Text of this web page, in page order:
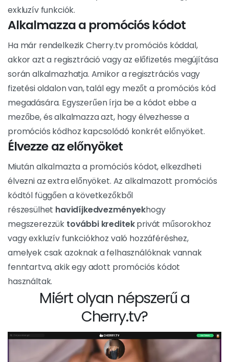
exkluzív funkciók.
Alkalmazza a promóciós kódot
Ha már rendelkezik Cherry.tv promóciós kóddal,
akkor azt a regisztráció vagy az előfizetés megújítása
során alkalmazhatja. Amikor a regisztrációs vagy
fizetési oldalon van, talál egy mezőt a promóciós kód
megadására. Egyszerűen írja be a kódot ebbe a
mezőbe, és alkalmazza azt, hogy élvezhesse a
promóciós kódhoz kapcsolódó konkrét előnyöket.
Élvezze az előnyöket
Miután alkalmazta a promóciós kódot, elkezdheti
élvezni az extra előnyöket. Az alkalmazott promóciós
kódtól függően a következőkből
részesülhet havidíjkedvezményekhogy
megszerezzük további kreditekprivát műsorokhoz
vagy exkluzív funkciókhoz való hozzáféréshez,
amelyek csak azoknak a felhasználóknak vannak
fenntartva, akik egy adott promóciós kódot
használtak.
Miért olyan népszerű a
Cherry.tv?